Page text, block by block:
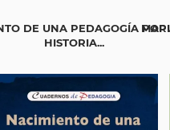
DE UNA PEDAGOGÍA
HISTORIA...